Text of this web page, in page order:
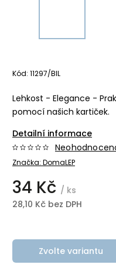
Kód: 11297/BIL
Lehkost - Elegance -
pomocí našich kartiček.
Detailní informace
Značka: DomaLEP
34 Kč / ks
28,10 Kč bez DPH
Zvolte variantu